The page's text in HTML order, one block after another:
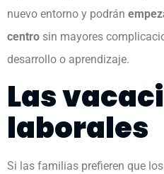
nuevo entorno y podrán
centro sin mayores
desarrollo o aprendizaje.
Las
laborales
Si las familias prefieren que